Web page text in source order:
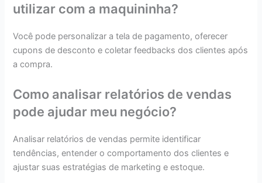
utilizar com a maquininha?
Você pode personalizar a tela de pagamento, oferecer
cupons de desconto e coletar feedbacks dos clientes após
a compra.
Como analisar relatórios de vendas
pode ajudar meu negócio?
Analisar relatórios de vendas permite identificar
tendências, entender o comportamento dos clientes e
ajustar suas estratégias de marketing e estoque.